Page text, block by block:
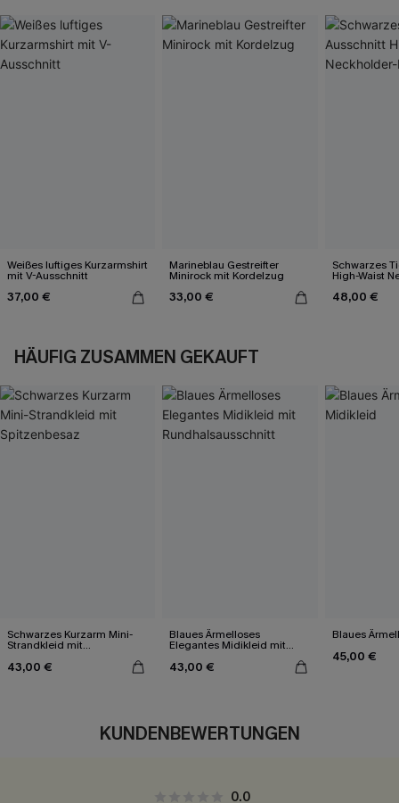
Weißes luftiges Kurzarmshirt
mit V-Ausschnitt
37,00 €
Marineblau Gestreifter
Minirock mit Kordelzug
33,00 €
Schwarzes
High-Waist
Bikini-Set
48,00 €
HÄUFIG ZUSAMMEN GEKAUFT
Schwarzes Kurzarm Mini-
Strandkleid mit
43,00 €
Blaues Ärmelloses
Elegantes Midikleid mit
43,00 €
Blaues
45,00 €
KUNDENBEWERTUNGEN
0.0